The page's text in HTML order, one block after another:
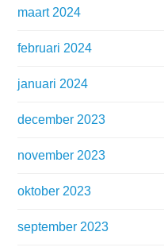
maart 2024
februari 2024
januari 2024
december 2023
november 2023
oktober 2023
september 2023